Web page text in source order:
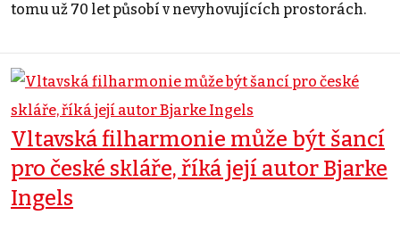
tomu už 70 let působí v nevyhovujících prostorách.
Vltavská filharmonie může být šancí
pro české skláře, říká její autor Bjarke
Ingels